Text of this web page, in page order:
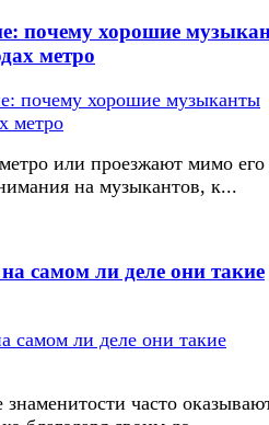
почему хорошие
метро
или проезжают мимо его
на музыкантов, к...
самом ли деле они такие
часто